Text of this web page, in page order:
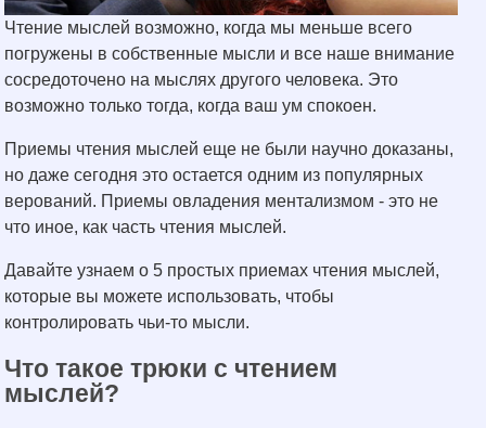
Чтение мыслей возможно, когда мы меньше всего
погружены в собственные мысли и все наше внимание
сосредоточено на мыслях другого человека. Это
возможно только тогда, когда ваш ум спокоен.
Приемы чтения мыслей еще не были научно доказаны,
но даже сегодня это остается одним из популярных
верований. Приемы овладения ментализмом - это не
что иное, как часть чтения мыслей.
Давайте узнаем о 5 простых приемах чтения мыслей,
которые вы можете использовать, чтобы
контролировать чьи-то мысли.
Что такое трюки с чтением
мыслей?